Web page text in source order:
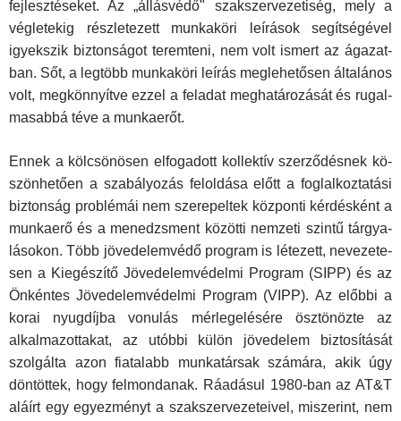
fejlesztéseket. Az „állásvédő" szakszervezetiség, mely a
végletekig részletezett munkaköri leírások segítségével
igyekszik biztonságot teremteni, nem volt ismert az ágazat­
ban. Sőt, a legtöbb munkaköri leírás meglehetősen általános
volt, megkönnyítve ezzel a feladat meghatározását és rugal­
masabbá téve a munkaerőt.
Ennek a kölcsönösen elfogadott kollektív szerződésnek kö­
szönhetően a szabályozás feloldása előtt a foglalkoztatási
biz­tonság problémái nem szerepeltek központi kérdésként a
munkaerő és a menedzsment közötti nemzeti szintű tárgya­
lásokon. Több jövedelemvédő program is létezett, nevezete­
sen a Kiegészítő Jövedelemvédelmi Program (SIPP) és az
Ön­kéntes Jövedelemvédelmi Program (VIPP). Az előbbi a
korai nyugdíjba vonulás mérlegelésére ösztönözte az
alkalmazot­takat, az utóbbi külön jövedelem biztosítását
szolgálta azon fiatalabb munkatársak számára, akik úgy
döntöttek, hogy fel­mondanak. Ráadásul 1980-ban az AT&T
aláírt egy egyez­ményt a szakszervezeteivel, miszerint, nem